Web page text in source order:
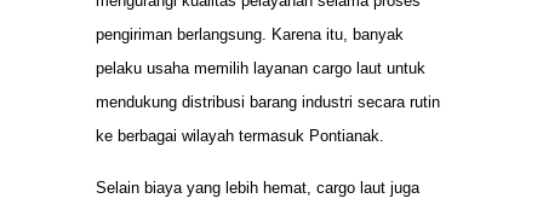
pengiriman berlangsung. Karena itu, banyak
pelaku usaha memilih layanan cargo laut untuk
mendukung distribusi barang industri secara rutin
ke berbagai wilayah termasuk Pontianak.
Selain biaya yang lebih hemat, cargo laut juga